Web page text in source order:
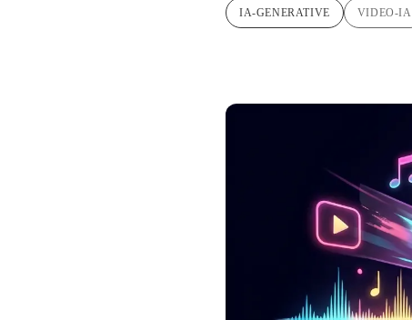
IA-GENERATIVE VIDEO-IA